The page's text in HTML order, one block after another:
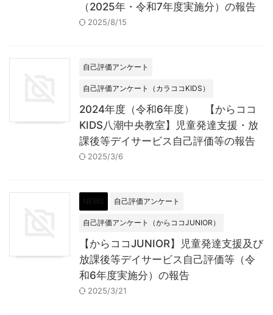
（2025年・令和7年度実施分）の報告
2025/8/15
自己評価アンケート
自己評価アンケート（カラココKIDS）
2024年度（令和6年度） 【からココ
KIDS八潮中央教室】児童発達支援・放
課後等デイサービス自己評価等の報告
2025/3/6
NEWS 自己評価アンケート
自己評価アンケート（からココJUNIOR）
【からココJUNIOR】児童発達支援及び
放課後等デイサービス自己評価等（令
和6年度実施分）の報告
2025/3/21